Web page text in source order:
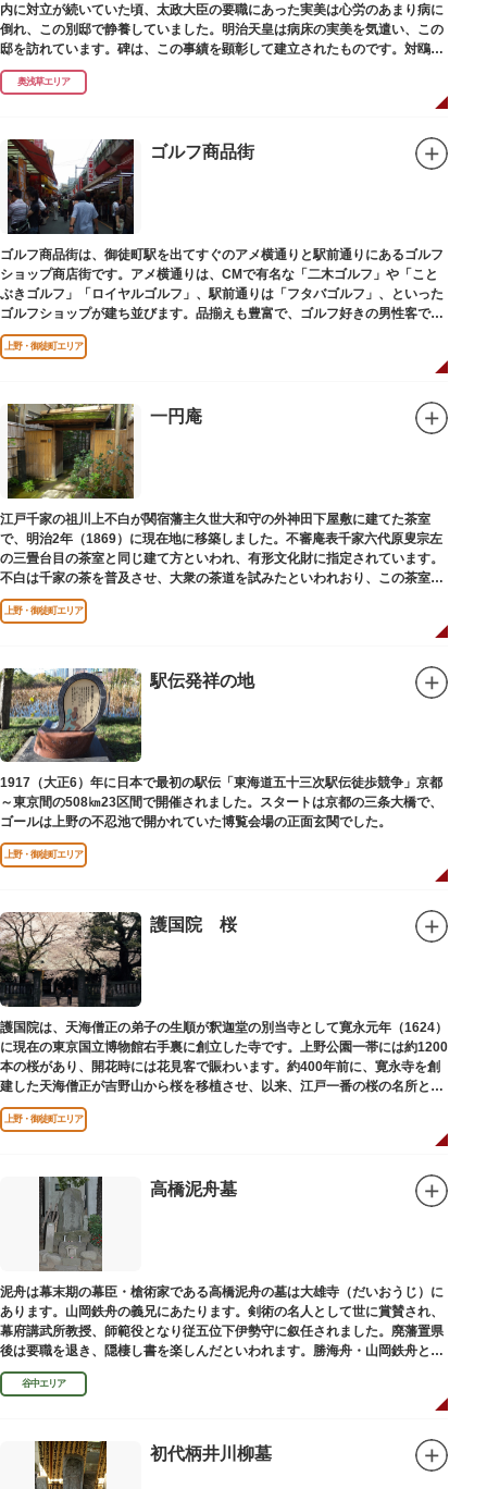
内に対立が続いていた頃、太政大臣の要職にあった実美は心労のあまり病に
倒れ、この別邸で静養していました。明治天皇は病床の実美を気遣い、この
邸を訪れています。碑は、この事績を顕彰して建立されたものです。対鴎荘
は、多摩市連光寺に移築されました。
奥浅草エリア
ゴルフ商品街
ゴルフ商品街は、御徒町駅を出てすぐのアメ横通りと駅前通りにあるゴルフ
ショップ商店街です。アメ横通りは、CMで有名な「二木ゴルフ」や「こと
ぶきゴルフ」「ロイヤルゴルフ」、駅前通りは「フタバゴルフ」、といった
ゴルフショップが建ち並びます。品揃えも豊富で、ゴルフ好きの男性客で賑
わっています。
上野・御徒町エリア
一円庵
江戸千家の祖川上不白が関宿藩主久世大和守の外神田下屋敷に建てた茶室
で、明治2年（1869）に現在地に移築しました。不審庵表千家六代原叟宗左
の三畳台目の茶室と同じ建て方といわれ、有形文化財に指定されています。
不白は千家の茶を普及させ、大衆の茶道を試みたといわれおり、この茶室は
江戸千家を広める拠点となりました。
上野・御徒町エリア
駅伝発祥の地
1917（大正6）年に日本で最初の駅伝「東海道五十三次駅伝徒歩競争」京都
～東京間の508㎞23区間で開催されました。スタートは京都の三条大橋で、
ゴールは上野の不忍池で開かれていた博覧会場の正面玄関でした。
上野・御徒町エリア
護国院 桜
護国院は、天海僧正の弟子の生順が釈迦堂の別当寺として寛永元年（1624）
に現在の東京国立博物館右手裏に創立した寺です。上野公園一帯には約1200
本の桜があり、開花時には花見客で賑わいます。約400年前に、寛永寺を創
建した天海僧正が吉野山から桜を移植させ、以来、江戸一番の桜の名所とし
て今日に及んでいます。
上野・御徒町エリア
高橋泥舟墓
泥舟は幕末期の幕臣・槍術家である高橋泥舟の墓は大雄寺（だいおうじ）に
あります。山岡鉄舟の義兄にあたります。剣術の名人として世に賞賛され、
幕府講武所教授、師範役となり従五位下伊勢守に叙任されました。廃藩置県
後は要職を退き、隠棲し書を楽しんだといわれます。勝海舟・山岡鉄舟と共
に幕末の三舟といわれています。
谷中エリア
初代柄井川柳墓